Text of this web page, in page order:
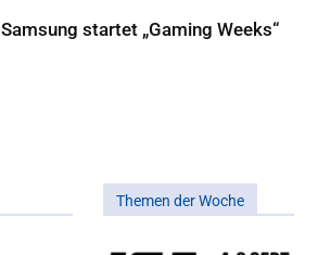
Samsung startet „Gaming Weeks“
Themen der Woche